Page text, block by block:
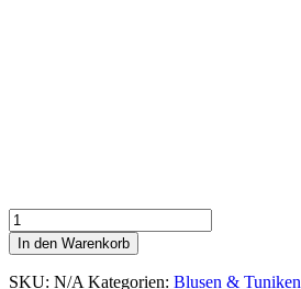
Bluse
TONIA
in
ORANGE
In den Warenkorb
SKU: N/A Kategorien: Blusen & Tuniken